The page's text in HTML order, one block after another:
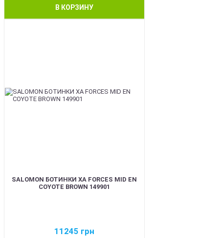
В КОРЗИНУ
SALOMON БОТИНКИ XA FORCES MID EN
COYOTE BROWN 149901
11245 грн